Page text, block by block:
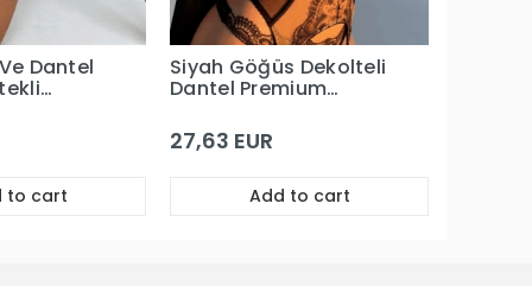
Ve Dantel
to cart
Siyah Göğüs Dekolteli
Dantel Premium
Takım
27,63 EUR
Add to cart